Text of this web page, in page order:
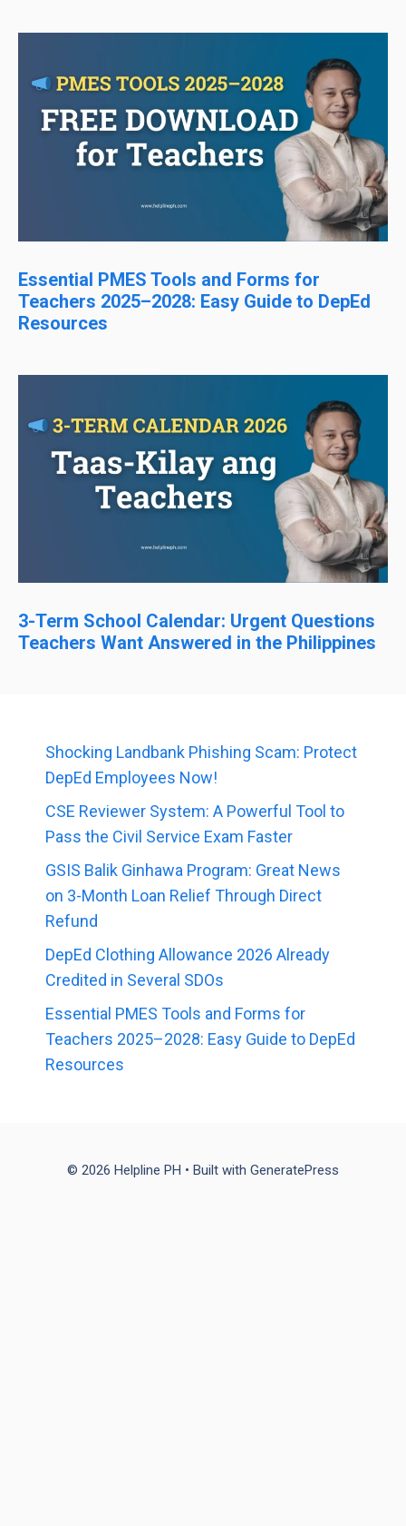
Essential PMES Tools and Forms for
Teachers 2025–2028: Easy Guide to DepEd
Resources
3-Term School Calendar: Urgent Questions
Teachers Want Answered in the Philippines
Shocking Landbank Phishing Scam: Protect
DepEd Employees Now!
CSE Reviewer System: A Powerful Tool to
Pass the Civil Service Exam Faster
GSIS Balik Ginhawa Program: Great News
on 3-Month Loan Relief Through Direct
Refund
DepEd Clothing Allowance 2026 Already
Credited in Several SDOs
Essential PMES Tools and Forms for
Teachers 2025–2028: Easy Guide to DepEd
Resources
© 2026 Helpline PH • Built with GeneratePress